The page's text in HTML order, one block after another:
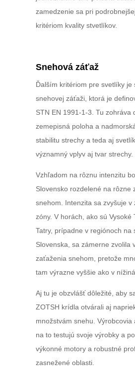
zamedzenie sa pri
kritériom kvality stvetlíkov.
Snehová záťaž
Ďalším kritériom pre svetlíky je
snehovej záťaži, ktorá je
STN EN 1991-1-3. Tu zohráva
zemepisná poloha a
stabilitu strechy a teda aj
významný vplyv aj tvar strechy.
Vzhľadom na rôznu intenzitu
Slovensko rozdelené na rôzne
snehom. Intenzita sa zvyšuje v
zóny. V horách, ako sú Vysoké
Tatry, prípadne v regiónoch na
Slovenska, sa zámerne zvolila
zaťaženia snehom, pretože
tam výrazne vyššie ako v
Aj tu je obzvlášť dôležité, aby
ZOTSH krídla otvárali aj
množstvám snehu. Výrobcovia
na to testujú svoje výrobky a
výkonné motory a robustné
zasnežené oblasti.